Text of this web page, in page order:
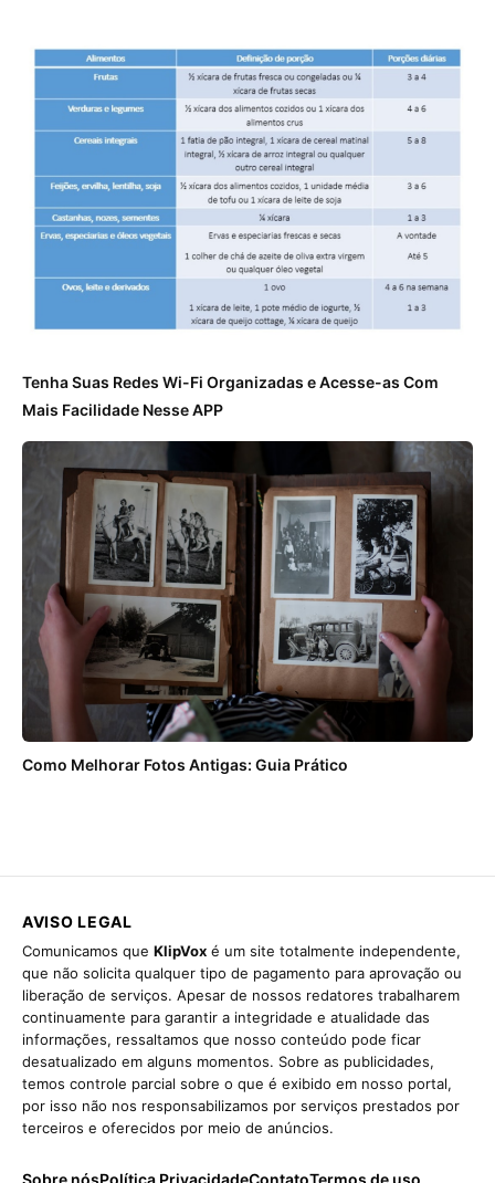
Tenha Suas Redes Wi-Fi Organizadas e Acesse-as Com
Mais Facilidade Nesse APP
Como Melhorar Fotos Antigas: Guia Prático
AVISO LEGAL
Comunicamos que KlipVox é um site totalmente independente,
que não solicita qualquer tipo de pagamento para aprovação ou
liberação de serviços. Apesar de nossos redatores trabalharem
continuamente para garantir a integridade e atualidade das
informações, ressaltamos que nosso conteúdo pode ficar
desatualizado em alguns momentos. Sobre as publicidades,
temos controle parcial sobre o que é exibido em nosso portal,
por isso não nos responsabilizamos por serviços prestados por
terceiros e oferecidos por meio de anúncios.
Sobre nósPolítica PrivacidadeContatoTermos de uso